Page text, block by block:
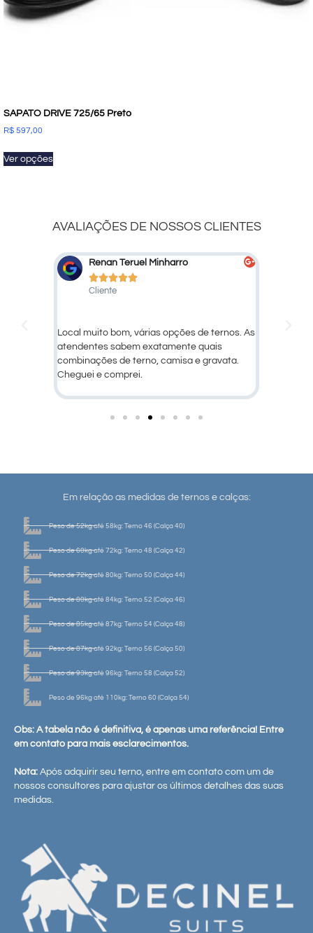
SAPATO DRIVE 725/65 Preto
R$ 597,00
Ver opções
AVALIAÇÕES DE NOSSOS CLIENTES
Renan Teruel Minharro
 
Local muito bom, várias opções de ternos. As
atendentes sabem exatamente quais
combinações de terno, camisa e gravata.
Cheguei e comprei.
Ótimo
Em relação as medidas de ternos e calças:
Peso de 52kg até 58kg: Terno 46 (Calça 40)
Peso de 60kg até 72kg: Terno 48 (Calça 42)
Peso de 72kg até 80kg: Terno 50 (Calça 44)
Peso de 80kg até 84kg: Terno 52 (Calça 46)
Peso de 85kg até 87kg: Terno 54 (Calça 48)
Peso de 87kg até 92kg: Terno 56 (Calça 50)
Peso de 93kg até 96kg: Terno 58 (Calça 52)
Peso de 96kg até 110kg: Terno 60 (Calça 54)
Obs: A tabela não é definitiva, é apenas uma referência! Entre
em contato para mais esclarecimentos.
Nota: Após adquirir seu terno, entre em contato com um de
nossos consultores para ajustar os últimos detalhes das suas
medidas.